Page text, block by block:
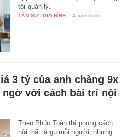
tôi quản lý.
TÂM SỰ - GIA ĐÌNH - 4 năm trước
3 tỷ của anh chàng 9x
ngờ với cách bài trí nội
Theo Phúc Toàn thì phong cách
nội thất là gu mỗi người, nhưng